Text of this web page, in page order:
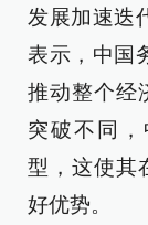
发展加速迭
表示，中国
推动整个经
突破不同
型，这使其
好优势。